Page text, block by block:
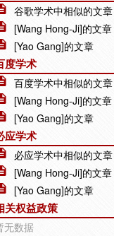
谷歌学术中相似的文章
[Wang Hong-Ji]的文章
[Yao Gang]的文章
度学术
百度学术中相似的文章
[Wang Hong-Ji]的文章
[Yao Gang]的文章
应学术
必应学术中相似的文章
[Wang Hong-Ji]的文章
[Yao Gang]的文章
关权益政策
无数据